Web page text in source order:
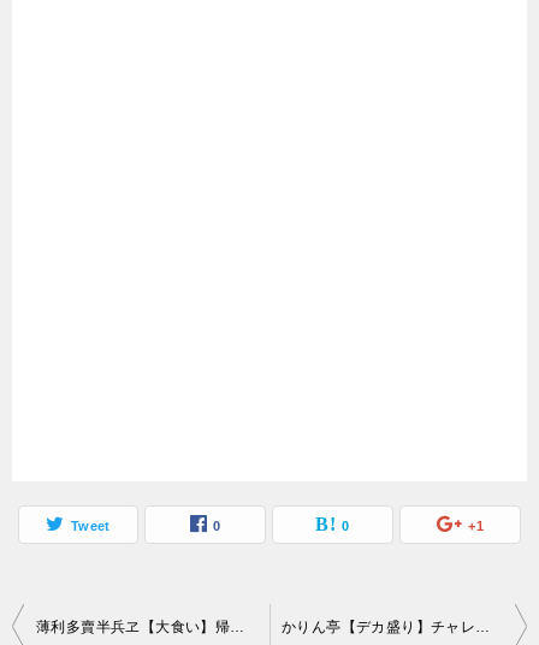
Tweet 0 0 +1
投
薄利多賣半兵ヱ【大食い】帰れま10で気になったたカエル等ネタ食だらけの格安居酒屋 かりん亭【デカ盛り】チャレンジメニューメガ盛りソースかつ丼【サラダバー付】